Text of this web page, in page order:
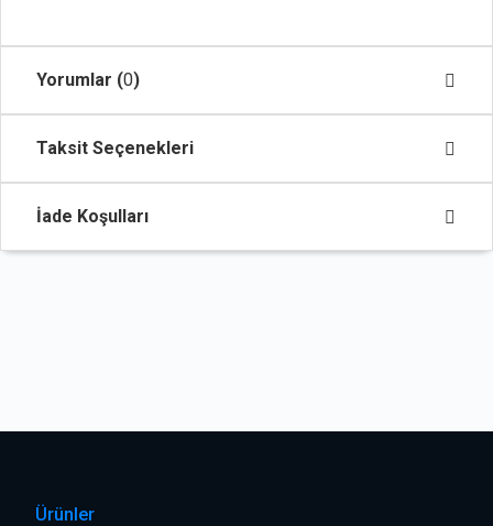
Yorumlar (0)
Taksit Seçenekleri
İade Koşulları
Ürünler